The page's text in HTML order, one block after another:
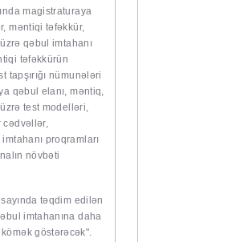
magistraturaya
məntiqi təfəkkür,
qəbul imtahanı
təfəkkürün
tapşırığı nümunələri
qəbul elanı, məntiq,
test modelləri,
cədvəllər,
proqramları
növbəti
sayında təqdim edilən
imtahanına daha
göstərəcək".